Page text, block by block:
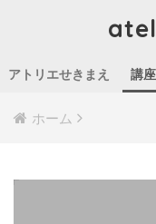
アトリエせきまえ 講
ホーム